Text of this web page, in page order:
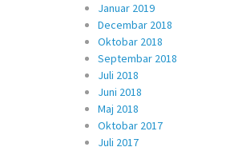
Januar 2019
Decembar 2018
Oktobar 2018
Septembar 2018
Juli 2018
Juni 2018
Maj 2018
Oktobar 2017
Juli 2017